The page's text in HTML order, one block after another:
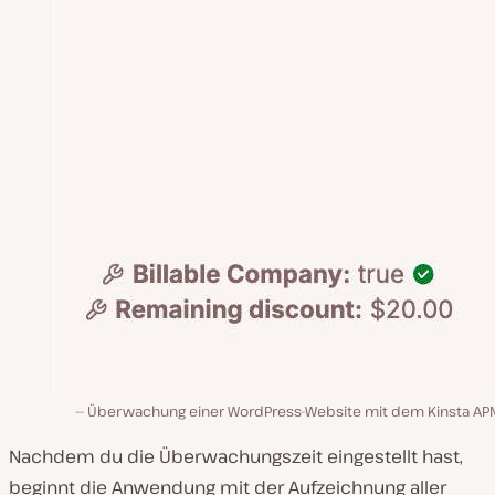
Überwachung einer WordPress-Website mit dem Kinsta
Nachdem du die Überwachungszeit eingestellt hast,
beginnt die Anwendung mit der Aufzeichnung aller